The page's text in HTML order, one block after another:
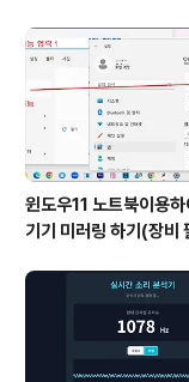
윈도우11 노트북이용
기기 미러링 하기(장비